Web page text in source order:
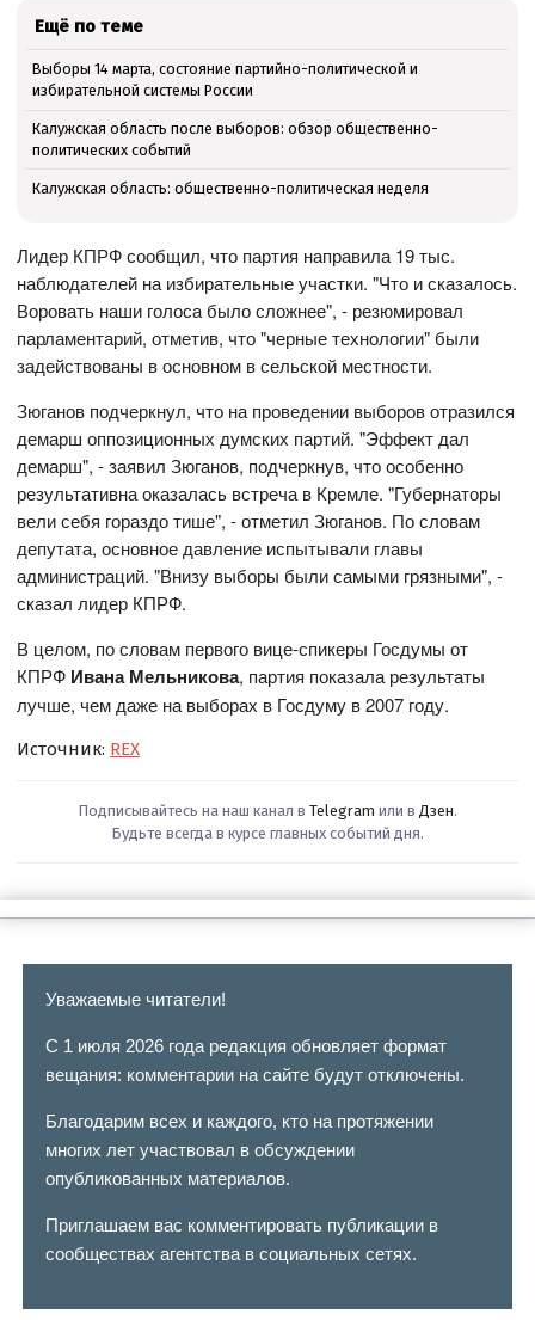
Ещё по теме
Выборы 14 марта, состояние партийно-политической и
избирательной системы России
Калужская область после выборов: обзор общественно-
политических событий
Калужская область: общественно-политическая неделя
Лидер КПРФ сообщил, что партия направила 19 тыс.
наблюдателей на избирательные участки. "Что и сказалось.
Воровать наши голоса было сложнее", - резюмировал
парламентарий, отметив, что "черные технологии" были
задействованы в основном в сельской местности.
Зюганов подчеркнул, что на проведении выборов отразился
демарш оппозиционных думских партий. "Эффект дал
демарш", - заявил Зюганов, подчеркнув, что особенно
результативна оказалась встреча в Кремле. "Губернаторы
вели себя гораздо тише", - отметил Зюганов. По словам
депутата, основное давление испытывали главы
администраций. "Внизу выборы были самыми грязными", -
сказал лидер КПРФ.
В целом, по словам первого вице-спикеры Госдумы от
КПРФ Ивана Мельникова, партия показала результаты
лучше, чем даже на выборах в Госдуму в 2007 году.
Источник: REX
Подписывайтесь на наш канал в Telegram или в Дзен.
Будьте всегда в курсе главных событий дня.
Уважаемые читатели!
С 1 июля 2026 года редакция обновляет формат
вещания: комментарии на сайте будут отключены.
Благодарим всех и каждого, кто на протяжении
многих лет участвовал в обсуждении
опубликованных материалов.
Приглашаем вас комментировать публикации в
сообществах агентства в социальных сетях.